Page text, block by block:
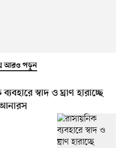
আরও পড়ুন
স্বাদ ও ঘ্রাণ হারাচ্ছে